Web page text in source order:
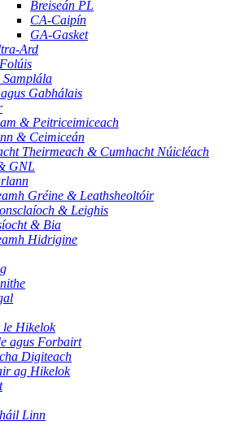
Breiseán PL
CA-Caipín
GA-Gasket
Ard
Samplála
Gabhálais
& Peitriceimiceach
& Ceimiceán
Theirmeach & Cumhacht Núicléach
GNL
Gréine & Leathsheoltóir
& Leighis
& Bia
Hidrigine
Hikelok
agus Forbairt
Digiteach
ag Hikelok
Linn